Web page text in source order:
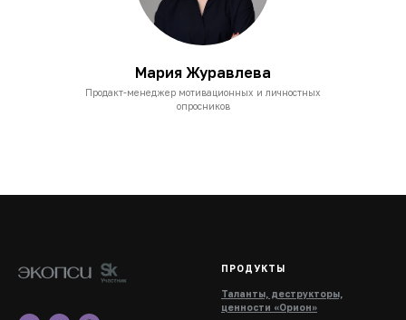
Мария Журавлева
Продакт-менеджер мотивационных и личностных
опросников
ПРОДУКТЫ
Таланты, деструкторы,
ценности «Орион»